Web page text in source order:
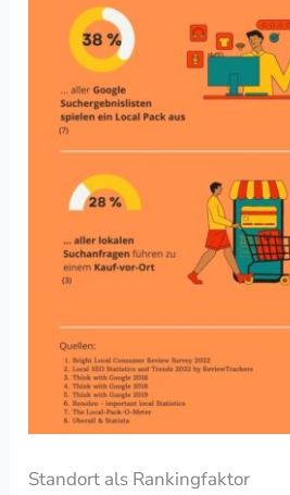
Standort als Rankingfaktor